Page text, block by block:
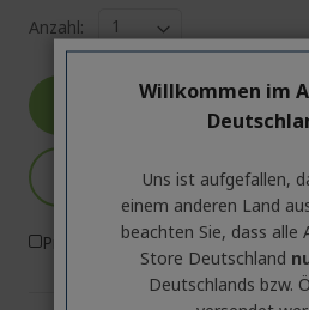
Anzahl:
In den
Produktvergleich
Willkommen im
Uns ist aufgefallen,
einem anderen Land
beachten Sie, dass alle
Store Deutschland
Deutschlands bzw.